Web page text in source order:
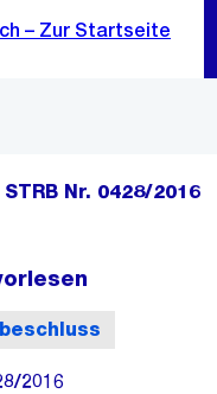
alle Breadcrumbs ein
STRB Nr. 0428/2016
2016